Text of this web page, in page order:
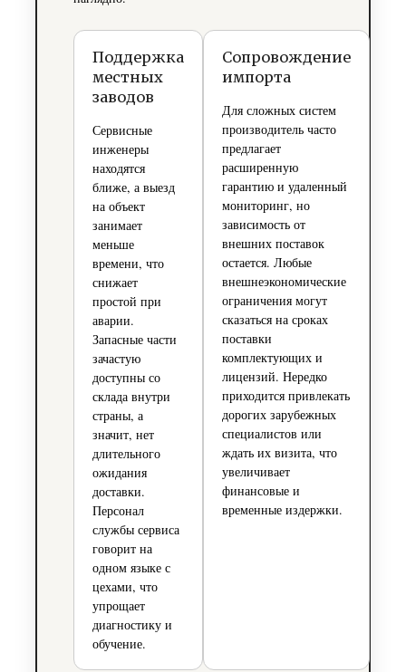
Поддержка
местных
заводов
Сервисные
инженеры
находятся
ближе, а выезд
на объект
занимает
меньше
времени, что
снижает
простой при
аварии.
Запасные части
зачастую
доступны со
склада внутри
страны, а
значит, нет
длительного
ожидания
доставки.
Персонал
службы сервиса
говорит на
одном языке с
цехами, что
упрощает
диагностику и
обучение.
Сопровождение
импорта
Для сложных систем
производитель часто
предлагает
расширенную
гарантию и удаленный
мониторинг, но
зависимость от
внешних поставок
остается. Любые
внешнеэкономические
ограничения могут
сказаться на сроках
поставки
комплектующих и
лицензий. Нередко
приходится привлекать
дорогих зарубежных
специалистов или
ждать их визита, что
увеличивает
финансовые и
временные издержки.